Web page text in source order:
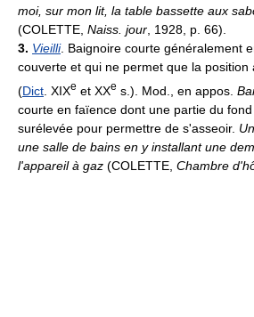
moi, sur mon lit, la table bassette aux
(COLETTE, Naiss. jour , 1928, p. 66).
3. Vieilli. Baignoire courte généralement
couverte et qui ne permet que la position
(Dict . XIXe et XXe s.). Mod., en appos.
courte en faïence dont une partie du
surélevée pour permettre de s'asseoir.
une salle de bains en y installant une
l'appareil à gaz (COLETTE, Chambre